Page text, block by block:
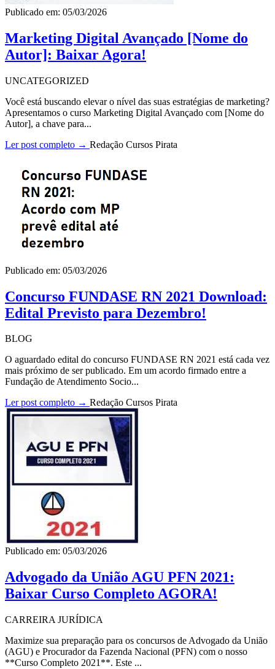
Publicado em: 05/03/2026
Marketing Digital Avançado [Nome do
Autor]: Baixar Agora!
UNCATEGORIZED
Você está buscando elevar o nível das suas estratégias de marketing?
Apresentamos o curso Marketing Digital Avançado com [Nome do
Autor], a chave para...
Ler post completo → Redação Cursos Pirata
Publicado em: 05/03/2026
Concurso FUNDASE RN 2021 Download:
Edital Previsto para Dezembro!
BLOG
O aguardado edital do concurso FUNDASE RN 2021 está cada vez
mais próximo de ser publicado. Em um acordo firmado entre a
Fundação de Atendimento Socio...
Ler post completo → Redação Cursos Pirata
Publicado em: 05/03/2026
Advogado da União AGU PFN 2021:
Baixar Curso Completo AGORA!
CARREIRA JURÍDICA
Maximize sua preparação para os concursos de Advogado da União
(AGU) e Procurador da Fazenda Nacional (PFN) com o nosso
**Curso Completo 2021**. Este ...